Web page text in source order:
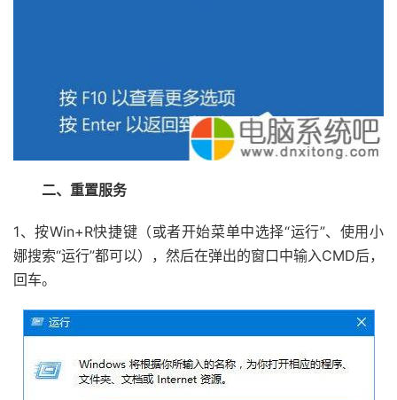
二、重置服务
1、按Win+R快捷键（或者开始菜单中选择“运行”、使用小
娜搜索“运行”都可以），然后在弹出的窗口中输入CMD后，
回车。